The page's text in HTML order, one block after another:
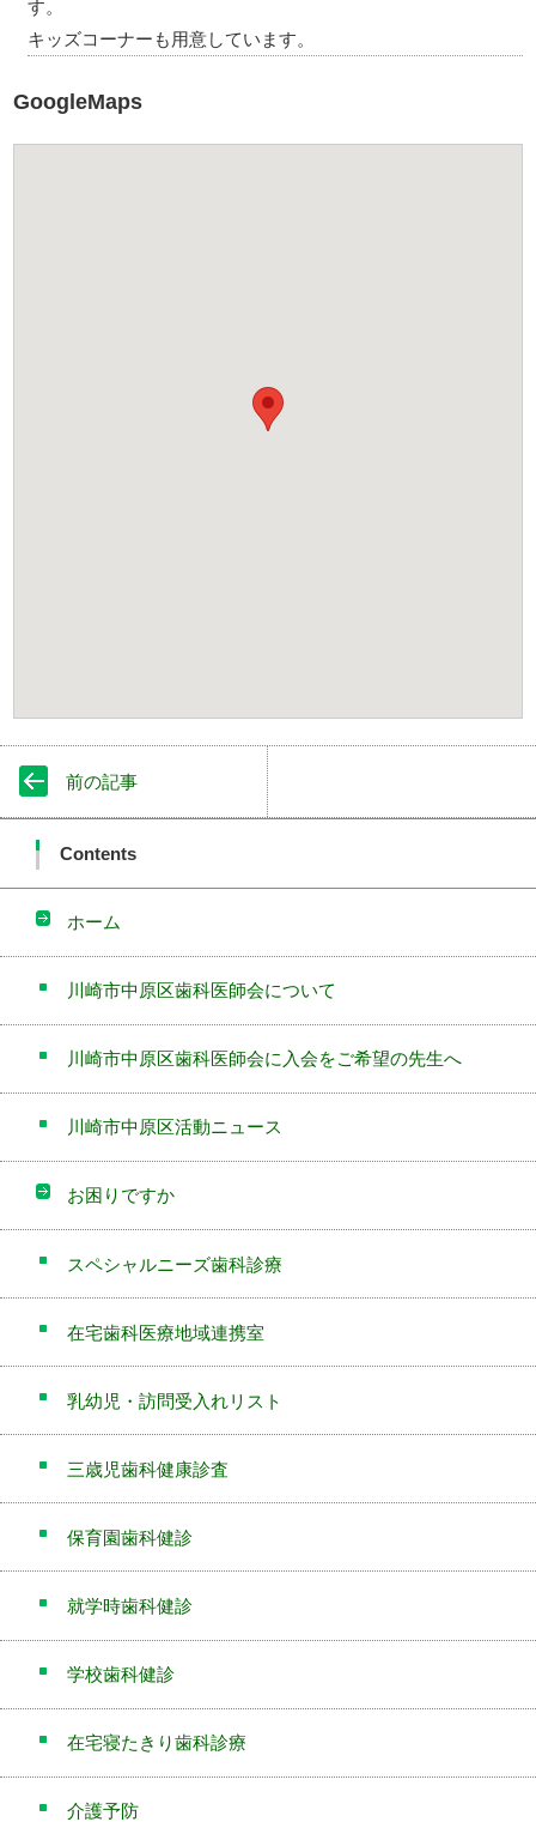
す。
キッズコーナーも用意しています。
GoogleMaps
前の記事
Contents
ホーム
川崎市中原区歯科医師会について
川崎市中原区歯科医師会に入会をご希望の先生へ
川崎市中原区活動ニュース
お困りですか
スペシャルニーズ歯科診療
在宅歯科医療地域連携室
乳幼児・訪問受入れリスト
三歳児歯科健康診査
保育園歯科健診
就学時歯科健診
学校歯科健診
在宅寝たきり歯科診療
介護予防